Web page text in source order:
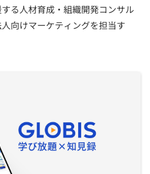
る人材育成・組織開発コンサル
向けマーケティングを担当す